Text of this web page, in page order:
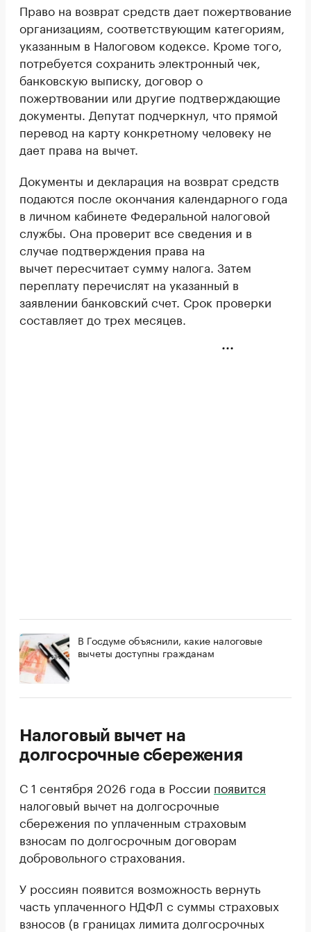
Право на возврат средств дает пожертвование
организациям, соответствующим категориям,
указанным в Налоговом кодексе. Кроме того,
потребуется сохранить электронный чек,
банковскую выписку, договор о
пожертвовании или другие подтверждающие
документы. Депутат подчеркнул, что прямой
перевод на карту конкретному человеку не
дает права на вычет.
Документы и декларация на возврат средств
подаются после окончания календарного года
в личном кабинете Федеральной налоговой
службы. Она проверит все сведения и в
случае подтверждения права на
вычет пересчитает сумму налога. Затем
переплату перечислят на указанный в
заявлении банковский счет. Срок проверки
составляет до трех месяцев.
В Госдуме объяснили, какие налоговые
вычеты доступны гражданам
Налоговый вычет на
долгосрочные сбережения
С 1 сентября 2026 года в России появится
налоговый вычет на долгосрочные
сбережения по уплаченным страховым
взносам по долгосрочным договорам
добровольного страхования.
У россиян появится возможность вернуть
часть уплаченного НДФЛ с суммы страховых
взносов (в границах лимита долгосрочных